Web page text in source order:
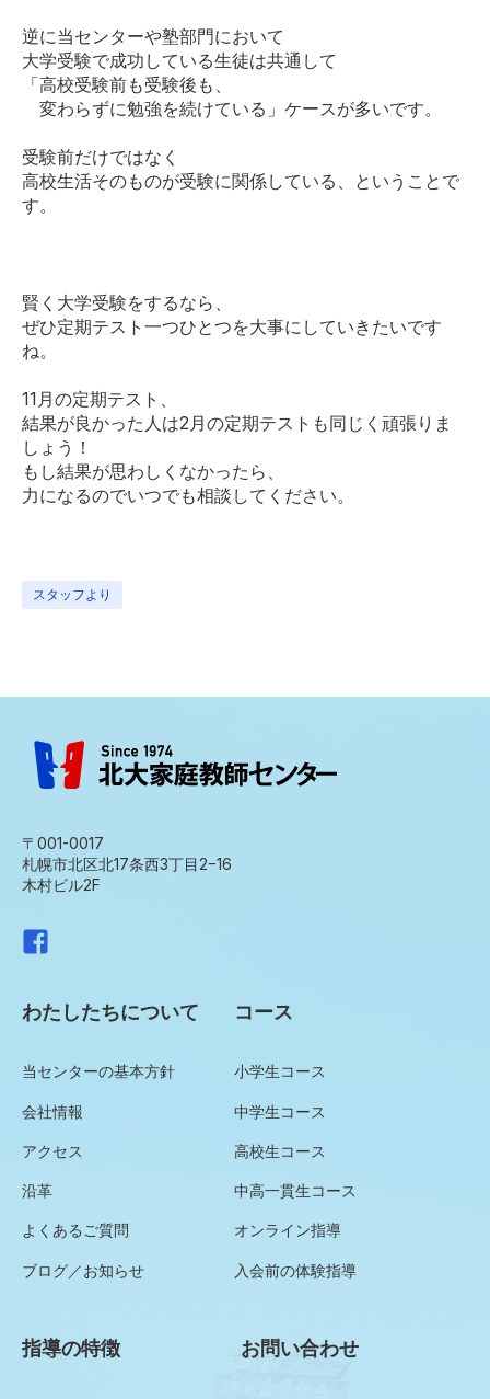
逆に当センターや塾部門において
大学受験で成功している生徒は共通して
「高校受験前も受験後も、
変わらずに勉強を続けている」ケースが多いです。
受験前だけではなく
高校生活そのものが受験に関係している、ということで
す。
賢く大学受験をするなら、
ぜひ定期テスト一つひとつを大事にしていきたいです
ね。
11月の定期テスト、
結果が良かった人は2月の定期テストも同じく頑張りま
しょう！
もし結果が思わしくなかったら、
力になるのでいつでも相談してください。
スタッフより
〒001-0017
札幌市北区北17条西3丁目2−16
木村ビル2F
わたしたちについて
当センターの基本方針
会社情報
アクセス
沿革
よくあるご質問
ブログ／お知らせ
コース
小学生コース
中学生コース
高校生コース
中高一貫生コース
オンライン指導
入会前の体験指導
指導の特徴 お問い合わせ